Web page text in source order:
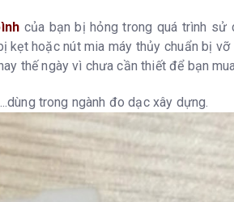
của bạn bị hỏng trong quá trình
hoặc nút mia máy thủy chuẩn bị
thế ngày vì chưa cần thiết để bạn
trong ngành đo dạc xây dựng.